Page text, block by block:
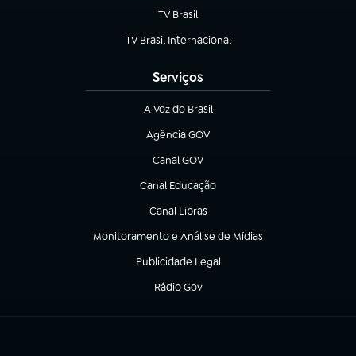
TV Brasil
(abre em nova aba)
TV Brasil Internacional
(abre em nova aba)
Serviços
A Voz do Brasil
(abre em nova aba)
Agência GOV
(abre em nova aba)
Canal GOV
(abre em nova aba)
Canal Educação
(abre em nova aba)
Canal Libras
(abre em nova aba)
Monitoramento e Análise de Mídias
(abre em nova aba)
Publicidade Legal
(abre em nova aba)
Rádio Gov
(abre em nova aba)